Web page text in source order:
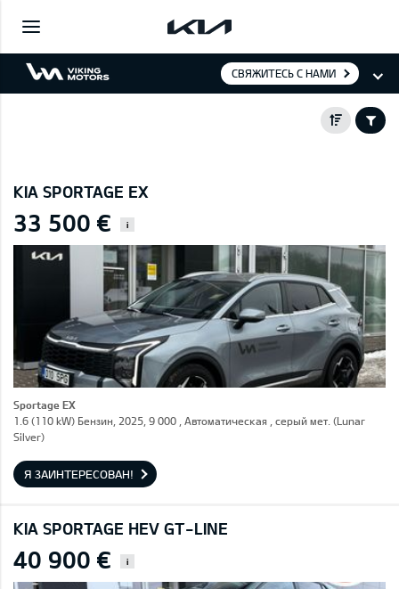
СВЯЖИТЕСЬ С НАМИ
KIA SPORTAGE EX
33 500 € i
Sportage EX
1.6 (110 kW) Бензин, 2025, 9 000 , Автоматическая , серый мет. (Lunar
Silver)
Я ЗАИНТЕРЕСОВАН!
KIA SPORTAGE HEV GT-LINE
40 900 € i